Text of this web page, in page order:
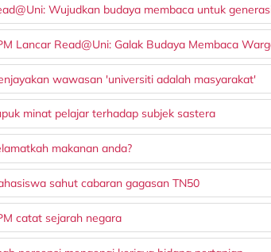
Wujudkan budaya membaca untuk
Lancar Read@Uni: Galak Budaya Membaca
wawasan 'universiti adalah masyarakat'
minat pelajar terhadap subjek sastera
makanan anda?
sahut cabaran gagasan TN50
catat sejarah negara